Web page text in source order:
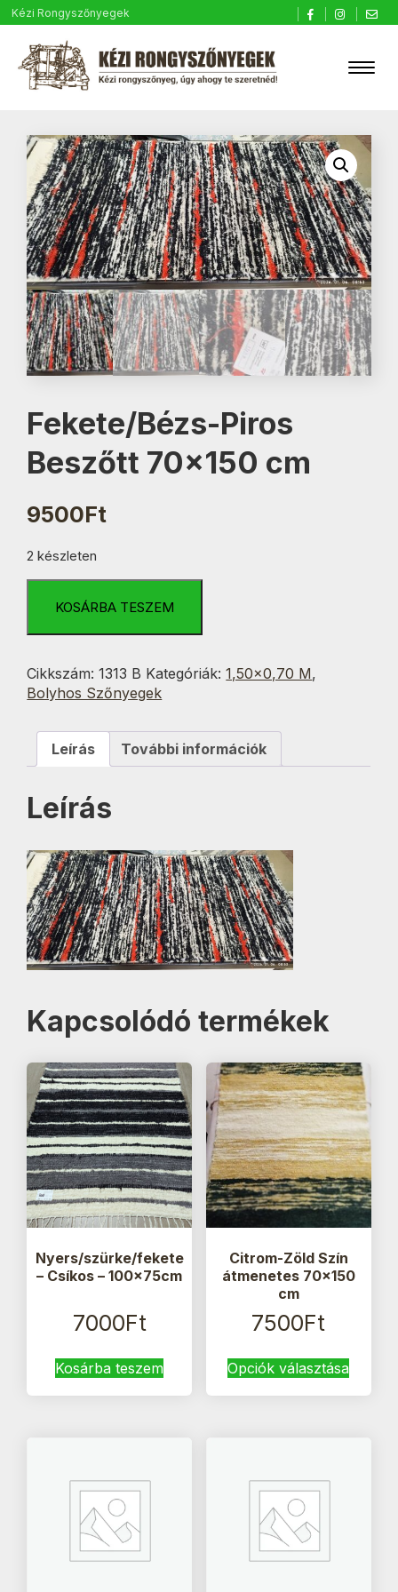
Kézi Rongyszőnyegek
Fekete/Bézs-Piros
Beszőtt 70×150 cm
9500Ft
2 készleten
Piros
cm
mennyiség
KOSÁRBA TESZEM
Cikkszám:1313 B Kategóriák:1,50×0,70 M,
Bolyhos Szőnyegek
Leírás További információk
Leírás
Kapcsolódó termékek
Nyers/szürke/fekete
– Csíkos – 100x75cm
7000Ft
Kosárba teszem
Citrom-Zöld Szín
átmenetes 70×150
cm
7500Ft
Opciók választásaa